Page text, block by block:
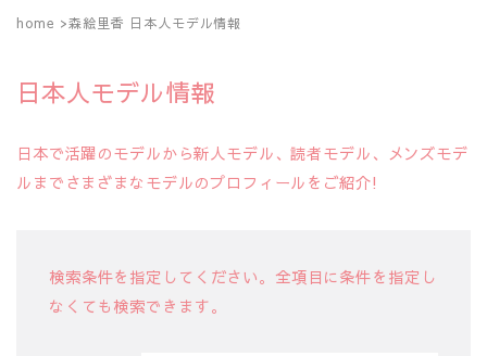
home 森絵里香 日本人モデル情報
日本人モデル情報
日本で活躍のモデルから新人モデル、読者モデル、メンズモデ
ルまでさまざまなモデルのプロフィールをご紹介!
検索条件を指定してください。全項目に条件を指定し
なくても検索できます。